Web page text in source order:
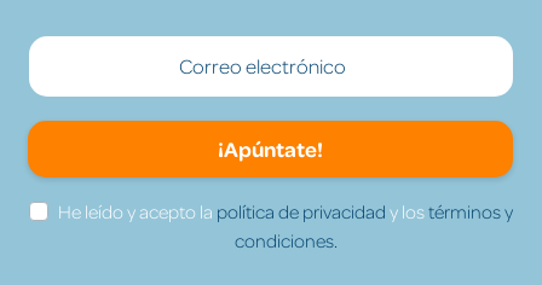
¡Apúntate!
He leído y acepto la política de privacidad y lostérminos y
condiciones.